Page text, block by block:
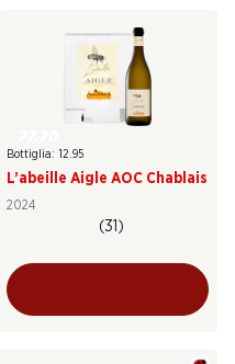
Bottiglia: 12.95
L’abeille Aigle AOC Chablais
2024
(31)